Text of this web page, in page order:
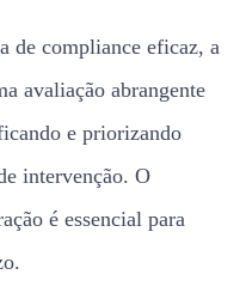
de compliance eficaz, a
avaliação abrangente
e priorizando
intervenção. O
é essencial para